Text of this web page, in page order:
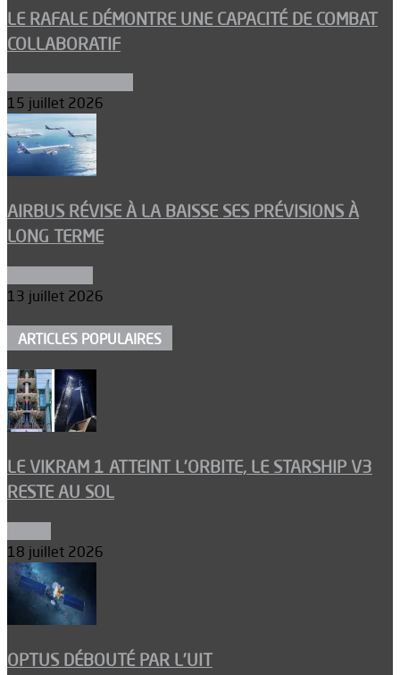
LE RAFALE DÉMONTRE UNE CAPACITÉ DE COMBAT
COLLABORATIF
15 juillet 2026
AIRBUS RÉVISE À LA BAISSE SES PRÉVISIONS À
LONG TERME
13 juillet 2026
ARTICLES POPULAIRES
LE VIKRAM 1 ATTEINT L’ORBITE, LE STARSHIP V3
RESTE AU SOL
18 juillet 2026
OPTUS DÉBOUTÉ PAR L’UIT